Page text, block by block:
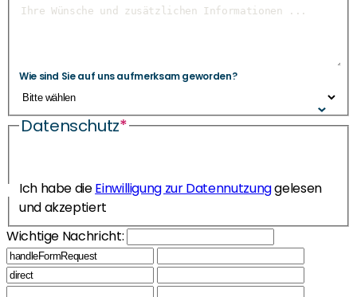
Wie sind Sie auf uns aufmerksam geworden?
Datenschutz*
Ich habe dieEinwilligung zur Datennutzunggelesen
und akzeptiert
Wichtige Nachricht: